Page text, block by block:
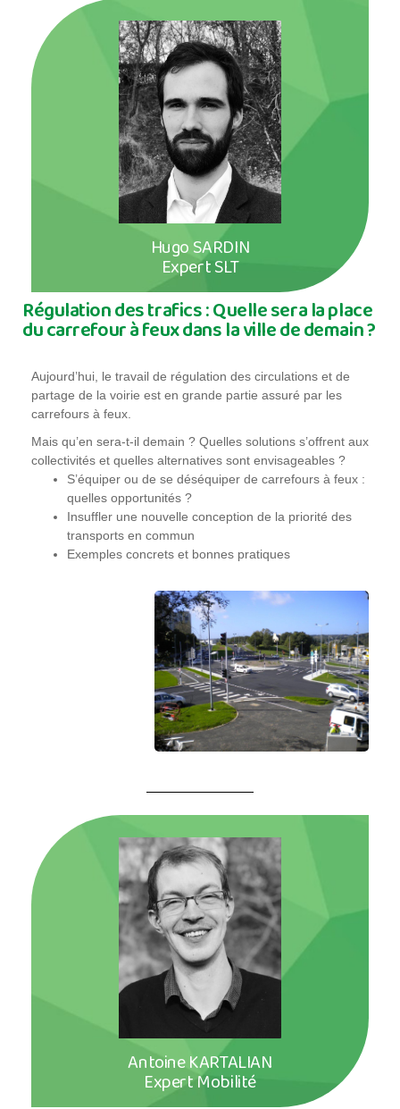
Hugo SARDIN
Expert SLT
Régulation des trafics : Quelle sera la place
du carrefour à feux dans la ville de demain ?
Aujourd’hui, le travail de régulation des circulations et de
partage de la voirie est en grande partie assuré par les
carrefours à feux.
Mais qu’en sera-t-il demain ? Quelles solutions s’offrent aux
collectivités et quelles alternatives sont envisageables ?
S’équiper ou de se déséquiper de carrefours à feux :
quelles opportunités ?
Insuffler une nouvelle conception de la priorité des
transports en commun
Exemples concrets et bonnes pratiques
Antoine KARTALIAN
Expert Mobilité